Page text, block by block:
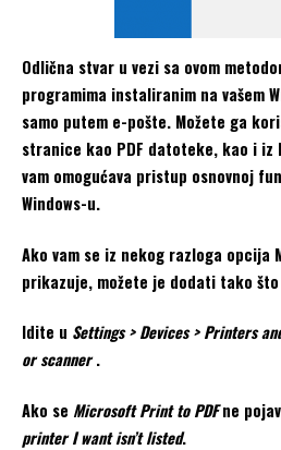
Odlična stvar u vezi sa ovom
programima instaliranim na vašem
samo putem e-pošte. Možete ga
stranice kao PDF datoteke, kao i
vam omogućava pristup osnovnoj
Windows-u.
Ako vam se iz nekog razloga opcija
prikazuje, možete je dodati tako
Idite u Settings > Devices > Printers
or scanner .
Ako se Microsoft Print to PDFne
printer I want isn’t listed.